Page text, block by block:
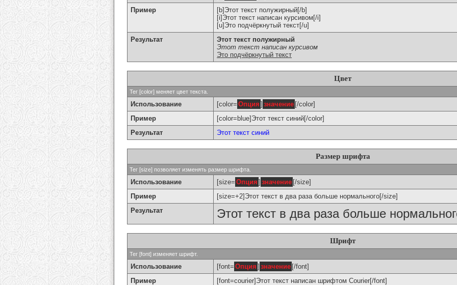
Пример
[b]Этот текст полужирный[/b]
[i]Этот текст написан курсивом[/i]
[u]Это подчёркнутый текст[/u]
Результат
Этот текст полужирный
Этот текст написан курсивом
Это подчёркнутый текст
Цвет
Тег [color] меняет цвет текста.
Использование [color= Опция ] значение [/color]
Пример
[color=blue]Этот текст синий[/color]
Результат
Этот текст синий
Размер шрифта
Тег [size] позволяет изменять размер шрифта.
Использование [size= Опция ] значение [/size]
Пример
[size=+2]Этот текст в два раза больше нормального[/size]
Результат
Этот текст в два раза больше
Шрифт
Тег [font] изменяет шрифт.
Использование [font= Опция ] значение [/font]
Пример
[font=courier]Этот текст написан шрифтом Courier[/font]